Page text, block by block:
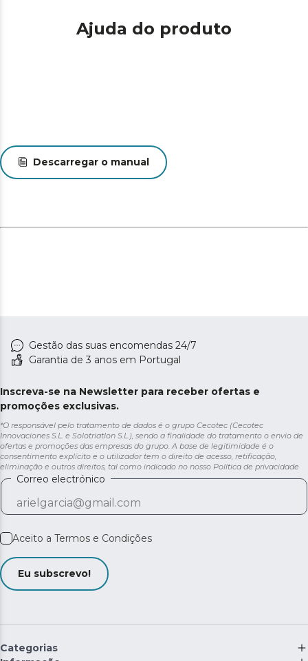
Ajuda do produto
Descarregar o manual
Gestão das suas encomendas 24/7
Garantia de 3 anos em Portugal
Inscreva-se na Newsletter para receber ofertas e
promoções exclusivas.
*O responsável pelo tratamento de dados é o grupo Cecotec (Cecotec
Innovaciones S.L. e Solotriatlon S.L.), sendo a finalidade do tratamento o envio de
ofertas e promoções das empresas do grupo. A base de legitimidade é o
consentimento explícito e o utilizador tem o direito de acesso, retificação,
eliminação e outros direitos, tal como indicado no nosso Política de privacidade
Correo electrónico
Aceito a Termos e Condições
Eu subscrevo!
Categorias